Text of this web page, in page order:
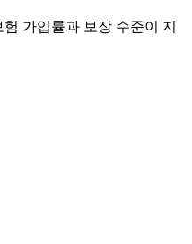
가입률과 보장 수준이 지